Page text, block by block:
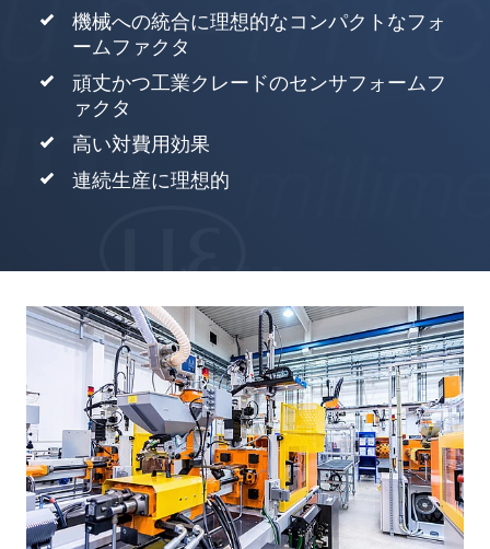
機械への統合に理想的なコンパクトなフォ
ームファクタ
頑丈かつ工業クレードのセンサフォームフ
ァクタ
高い対費用効果
連続生産に理想的